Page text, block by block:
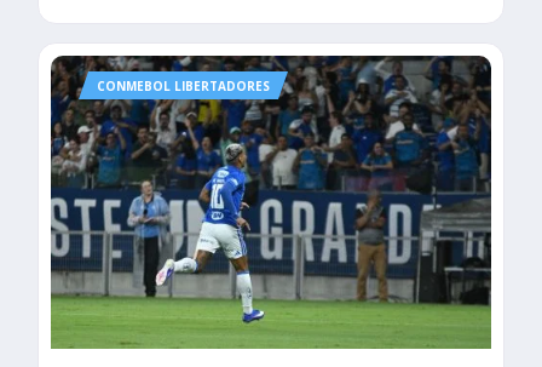
CONMEBOL LIBERTADORES